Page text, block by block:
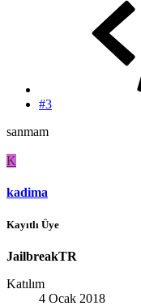
#3
sanmam
K
kadima
Kayıtlı Üye
JailbreakTR
Katılım
4 Ocak 2018